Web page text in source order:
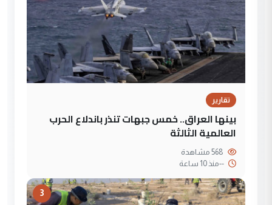
تقارير
بينها العراق.. خمس جبهات تنذر باندلاع الحرب
العالمية الثالثة
--منذ 10 ساعة
3